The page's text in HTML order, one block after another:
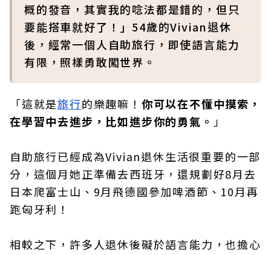
概的發音，其實我的唸法都是錯的，但只
要能搭車就好了！」54歲的Vivian退休
後，經常一個人自助旅行，即使語言能力
有限，照樣勇敢闖世界。
「這就是旅行的樂趣嘛！ 你可以在不懂中摸索，
在學習中去進步，比如進步你的勇氣。 」
自助旅行已經成為Vivian退休生活很重要的一部
分，這個月她正準備去西班牙，還規劃好8月去
日本爬富士山、9月飛德國參加啤酒節、10月再
跑匈牙利！
相較之下，許多人退休後礙於語言能力，也擔心